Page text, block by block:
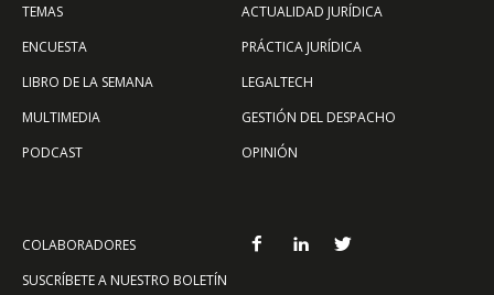
TEMAS
ENCUESTA
LIBRO DE LA SEMANA
MULTIMEDIA
PODCAST
ACTUALIDAD JURÍDICA
PRÁCTICA JURÍDICA
LEGALTECH
GESTIÓN DEL DESPACHO
OPINIÓN
COLABORADORES
SUSCRÍBETE A NUESTRO BOLETÍN